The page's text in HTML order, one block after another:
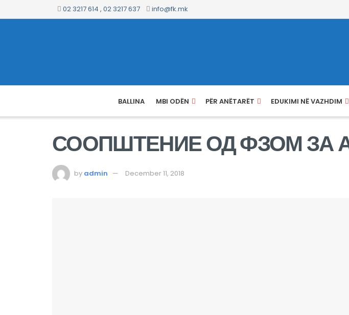
02 3217 614 , 02 3217 637 info@fk.mk
BALLINA MBI ODËN PËR ANËTARËT EDUKIMI NË VAZHDIM
СООПШТЕНИЕ ОД ФЗОМ ЗА
by admin December 11, 2018